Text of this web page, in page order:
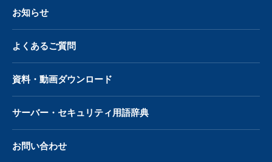
お知らせ
よくあるご質問
資料・動画ダウンロード
サーバー・ セキュリティ用語辞典
お問い合わせ